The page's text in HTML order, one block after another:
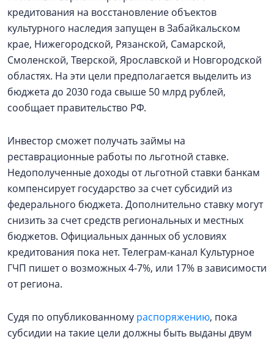
кредитования на восстановление объектов
культурного наследия запущен в Забайкальском
крае, Нижегородской, Рязанской, Самарской,
Смоленской, Тверской, Ярославской и Новгородской
областях. На эти цели предполагается выделить из
бюджета до 2030 года свыше 50 млрд рублей,
сообщает правительство РФ.
Инвестор сможет получать займы на
реставрационные работы по льготной ставке.
Недополученные доходы от льготной ставки банкам
компенсирует государство за счет субсидий из
федерального бюджета. Дополнительно ставку могут
снизить за счет средств региональных и местных
бюджетов. Официальных данных об условиях
кредитования пока нет. Телеграм-канал Культурное
ГЧП пишет о возможных 4-7%, или 17% в зависимости
от региона.
Судя по опубликованному распоряжению, пока
субсидии на такие цели должны быть выданы двум